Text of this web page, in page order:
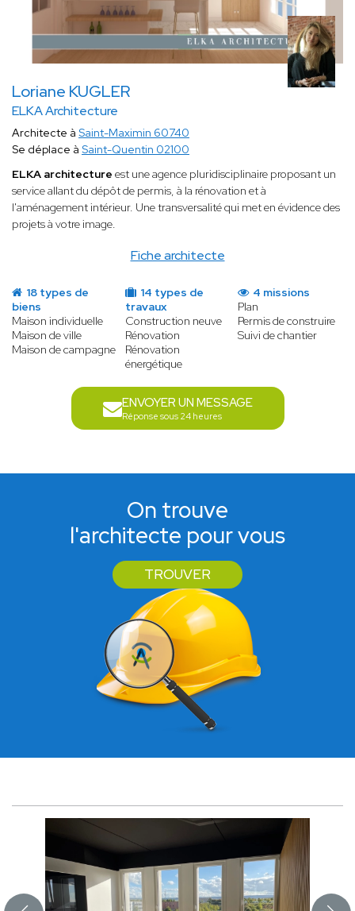
Loriane KUGLER
ELKA Architecture
Fiche architecte
Architecte à Saint-Maximin 60740
Se déplace à Saint-Quentin 02100
ELKA architecture est une agence pluridisciplinaire proposant un
service allant du dépôt de permis, à la rénovation et à
l'aménagement intérieur. Une transversalité qui met en évidence des
projets à votre image.
18 types de
biens
Maison individuelle
Maison de ville
Maison de campagne
14 types de
travaux
Construction neuve
Rénovation
Rénovation
énergétique
4 missions
Plan
Permis de construire
Suivi de chantier
ENVOYER UN MESSAGE
Réponse sous 24 heures
On trouve
l'architecte pour vous
TROUVER